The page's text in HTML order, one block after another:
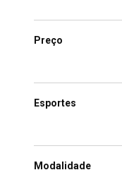
Preço
Esportes
Modalidade